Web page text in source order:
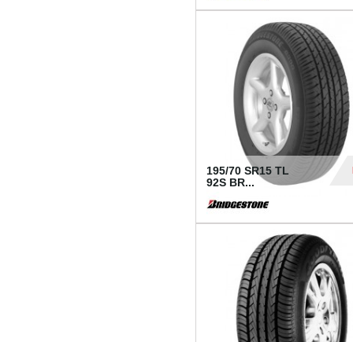
195/70 SR15 TL
92S BR...